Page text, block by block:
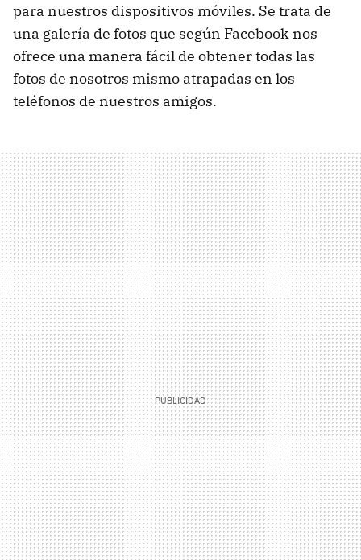
para nuestros dispositivos móviles. Se trata de
una galería de fotos que según Facebook nos
ofrece una manera fácil de obtener todas las
fotos de nosotros mismo atrapadas en los
teléfonos de nuestros amigos.